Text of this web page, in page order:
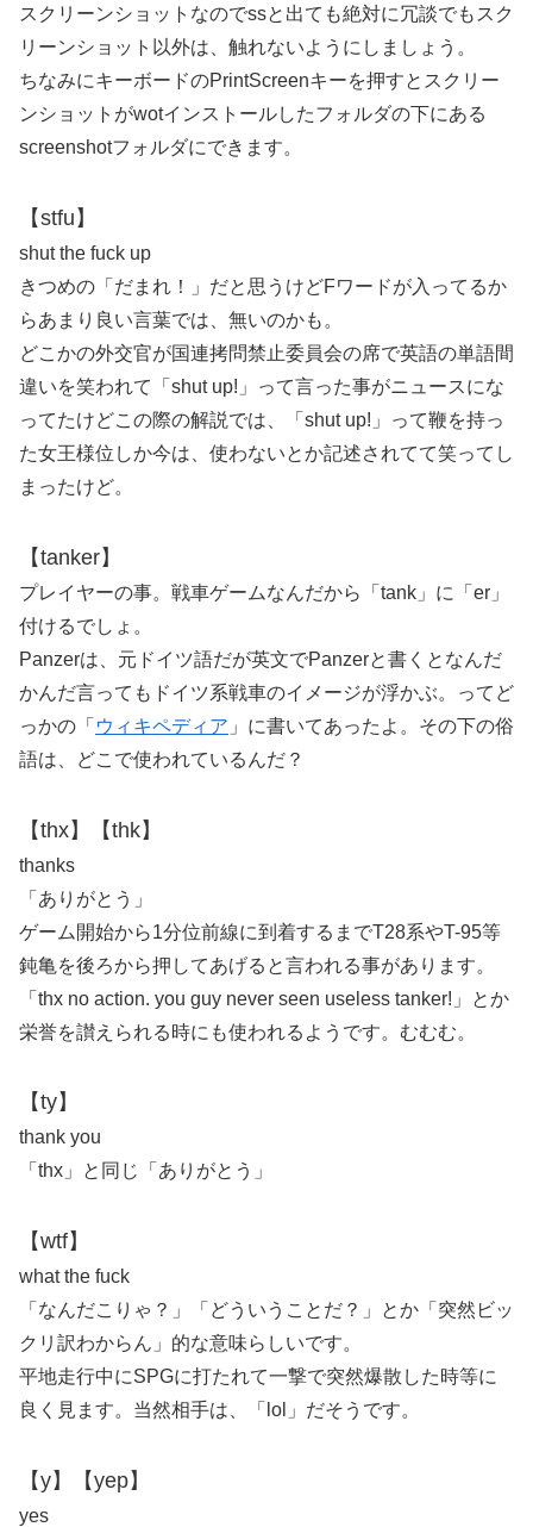
スクリーンショットなのでssと出ても絶対に冗談でもスク
リーンショット以外は、触れないようにしましょう。
ちなみにキーボードのPrintScreenキーを押すとスクリー
ンショットがwotインストールしたフォルダの下にある
screenshotフォルダにできます。
【stfu】
shut the fuck up
きつめの「だまれ！」だと思うけどFワードが入ってるか
らあまり良い言葉では、無いのかも。
どこかの外交官が国連拷問禁止委員会の席で英語の単語間
違いを笑われて「shut up!」って言った事がニュースにな
ってたけどこの際の解説では、「shut up!」って鞭を持っ
た女王様位しか今は、使わないとか記述されてて笑ってし
まったけど。
【tanker】
プレイヤーの事。戦車ゲームなんだから「tank」に「er」
付けるでしょ。
Panzerは、元ドイツ語だが英文でPanzerと書くとなんだ
かんだ言ってもドイツ系戦車のイメージが浮かぶ。ってど
っかの「 ウィキペディア 」に書いてあったよ。その下の俗
語は、どこで使われているんだ？
【thx】【thk】
thanks
「ありがとう」
ゲーム開始から1分位前線に到着するまでT28系やT-95等
鈍亀を後ろから押してあげると言われる事があります。
「thx no action. you guy never seen useless tanker!」とか
栄誉を讃えられる時にも使われるようです。むむむ。
【ty】
thank you
「thx」と同じ「ありがとう」
【wtf】
what the fuck
「なんだこりゃ？」「どういうことだ？」とか「突然ビッ
クリ訳わからん」的な意味らしいです。
平地走行中にSPGに打たれて一撃で突然爆散した時等に
良く見ます。当然相手は、「lol」だそうです。
【y】【yep】
yes